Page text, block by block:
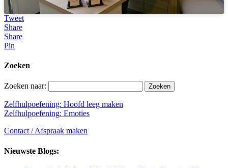
Tweet
Share
Share
Pin
Zoeken
Zoeken naar:
Zelfhulpoefening: Hoofd leeg maken
Zelfhulpoefening: Emoties
Contact / Afspraak maken
Nieuwste Blogs: